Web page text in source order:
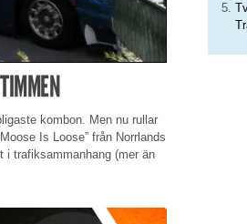
kombon. Men nu rullar
Is Loose” från Norrlands
i trafiksammanhang (mer än